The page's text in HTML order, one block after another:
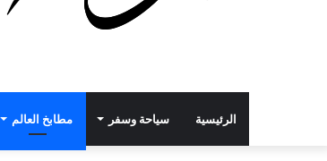
الرئيسية سياحة وسفر مطابخ العالم